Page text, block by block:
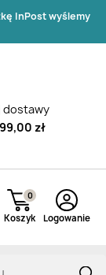
InPost wyślemy
dostawy
zł
Koszyk
0
Logowanie